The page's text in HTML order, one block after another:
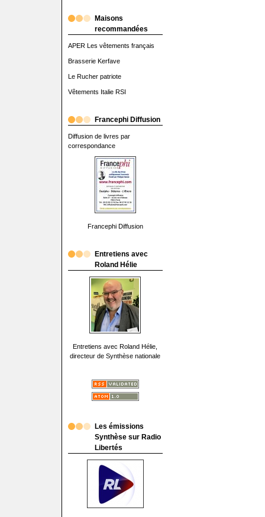
Maisons
recommandées
APER Les vêtements français
Brasserie Kerfave
Le Rucher patriote
Vêtements Italie RSI
Francephi Diffusion
Diffusion de livres par
correspondance
Francephi Diffusion
Entretiens avec
Roland Hélie
Entretiens avec Roland Hélie,
directeur de Synthèse nationale
Les émissions
Synthèse sur Radio
Libertés